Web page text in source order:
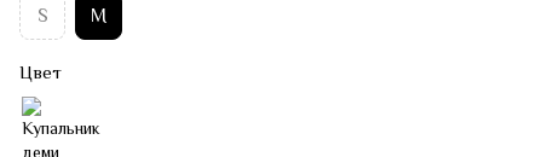
S M
Цвет